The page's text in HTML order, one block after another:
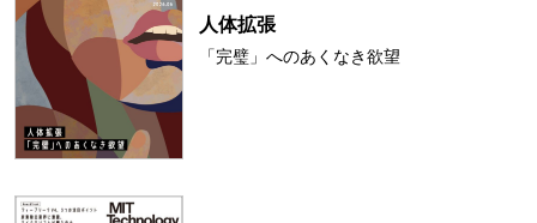
人体拡張
「完璧」へのあくなき欲望